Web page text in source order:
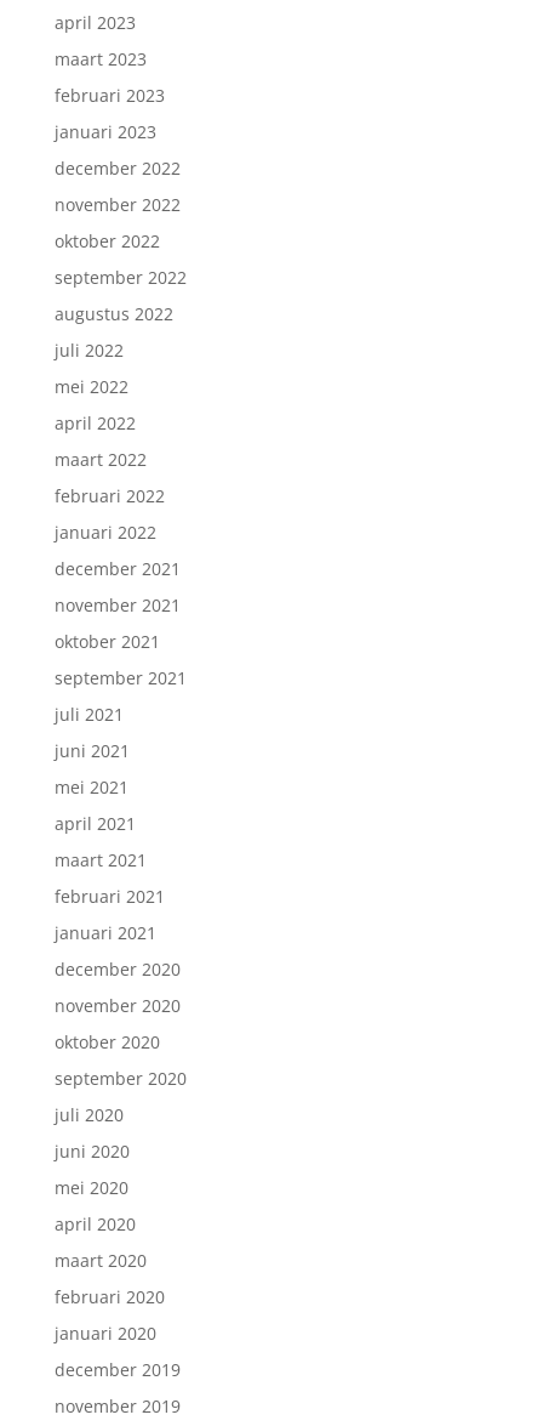
april 2023
maart 2023
februari 2023
januari 2023
december 2022
november 2022
oktober 2022
september 2022
augustus 2022
juli 2022
mei 2022
april 2022
maart 2022
februari 2022
januari 2022
december 2021
november 2021
oktober 2021
september 2021
juli 2021
juni 2021
mei 2021
april 2021
maart 2021
februari 2021
januari 2021
december 2020
november 2020
oktober 2020
september 2020
juli 2020
juni 2020
mei 2020
april 2020
maart 2020
februari 2020
januari 2020
december 2019
november 2019